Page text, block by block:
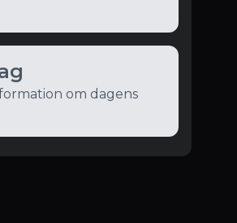
om dagens